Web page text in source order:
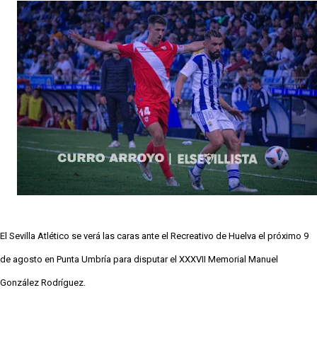
para el ataque nervionense
Los contratiempos para García Plaza por la mala
gestión de un inválido Consejo
La revolución de José Ignacio Navarro en el Sevilla
Análisis | El Sevilla FC cierra una pretemporada de
contrastes antes del inicio de LaLiga
Joan Jordán cerca de salir del Sevilla FC
El Sevilla Atlético se verá las caras ante el Recreativo de Huelva el próximo 9
de agosto en Punta Umbría para disputar el XXXVII Memorial Manuel
González Rodríguez.